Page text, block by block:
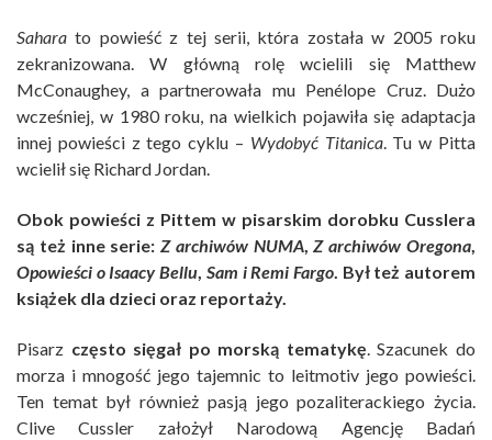
Sahara to powieść z tej serii, która została w 2005 roku
zekranizowana. W główną rolę wcielili się Matthew
McConaughey, a partnerowała mu Penélope Cruz. Dużo
wcześniej, w 1980 roku, na wielkich pojawiła się adaptacja
innej powieści z tego cyklu – Wydobyć Titanica. Tu w Pitta
wcielił się Richard Jordan.
Obok powieści z Pittem w pisarskim dorobku Cusslera
są też inne serie:Z archiwów NUMA,Z archiwów Oregona,
Opowieści o Isaacy Bellu, Sam i Remi Fargo. Był też autorem
książek dla dzieci oraz reportaży.
Pisarz często sięgał po morską tematykę. Szacunek do
morza i mnogość jego tajemnic to leitmotiv jego powieści.
Ten temat był również pasją jego pozaliterackiego życia.
Clive Cussler założył Narodową Agencję Badań